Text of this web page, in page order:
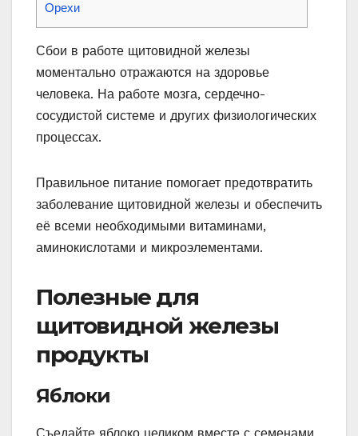
Орехи
Сбои в работе щитовидной железы
моментально отражаются на здоровье
человека. На работе мозга, сердечно-
сосудистой системе и других физиологических
процессах.
Правильное питание помогает предотвратить
заболевание щитовидной железы и обеспечить
её всеми необходимыми витаминами,
аминокислотами и микроэлементами.
Полезные для
щитовидной железы
продукты
Яблоки